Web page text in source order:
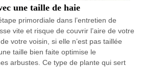
une taille de haie
primordiale dans l’entretien de
vite et risque de couvrir l’aire de votre
votre voisin, si elle n’est pas taillée
taille bien faite optimise le
arbustes. Ce type de plante qui sert